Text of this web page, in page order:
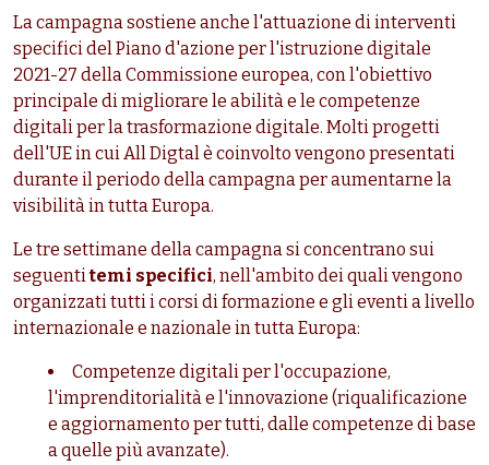
La campagna sostiene anche l'attuazione di interventi
specifici del Piano d'azione per l'istruzione digitale
2021-27 della Commissione europea, con l'obiettivo
principale di migliorare le abilità e le competenze
digitali per la trasformazione digitale. Molti progetti
dell'UE in cui All Digtal è coinvolto vengono presentati
durante il periodo della campagna per aumentarne la
visibilità in tutta Europa.
Le tre settimane della campagna si concentrano sui
seguentitemi specifici, nell'ambito dei quali vengono
organizzati tutti i corsi di formazione e gli eventi a livello
internazionale e nazionale in tutta Europa:
Competenze digitali per l'occupazione,
l'imprenditorialità e l'innovazione (riqualificazione
e aggiornamento per tutti, dalle competenze di base
a quelle più avanzate).